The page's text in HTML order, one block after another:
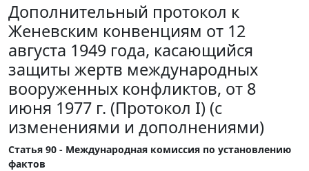
Дополнительный протокол к
Женевским конвенциям от 12
августа 1949 года, касающийся
защиты жертв международных
вооруженных конфликтов, от 8
июня 1977 г. (Протокол I) (с
изменениями и дополнениями)
Статья 90 - Международная комиссия по установлению
фактов